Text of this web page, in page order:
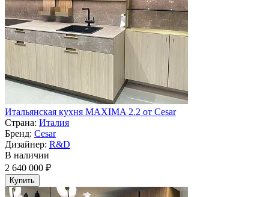
Итальянская кухня MAXIMA 2.2 от Cesar
Страна: Италия
Бренд: Cesar
Дизайнер: R&D
В наличии
2 640 000 ₽
Купить